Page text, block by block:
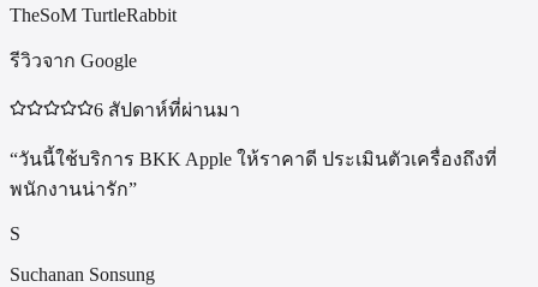
TheSoM TurtleRabbit
รีวิวจาก Google
6 สัปดาห์ที่ผ่านมา
“วันนี้ใช้บริการ BKK Apple ให้ราคาดี ประเมินตัวเครื่องถึงที่
พนักงานน่ารัก”
S
Suchanan Sonsung